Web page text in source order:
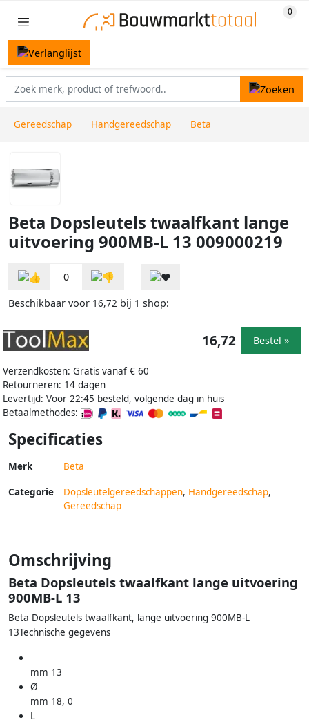
Gereedschap Handgereedschap Beta
Beta Dopsleutels twaalfkant lange
uitvoering 900MB-L 13 009000219
0
Beschikbaar voor 16,72 bij 1 shop:
Verzendkosten: Gratis vanaf € 60
Retourneren: 14 dagen
Levertijd: Voor 22:45 besteld, volgende dag in huis
Betaalmethodes:
16,72 Bestel »
Specificaties
Merk Beta
Categorie Dopsleutelgereedschappen, Handgereedschap,
Gereedschap
Omschrijving
Beta Dopsleutels twaalfkant lange uitvoering
900MB-L 13
Beta Dopsleutels twaalfkant, lange uitvoering 900MB-L
13Technische gegevens
mm 13
Ø
mm 18, 0
L